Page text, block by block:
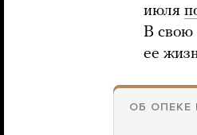
июля
В свою
ее
ОБ ОПЕКЕ